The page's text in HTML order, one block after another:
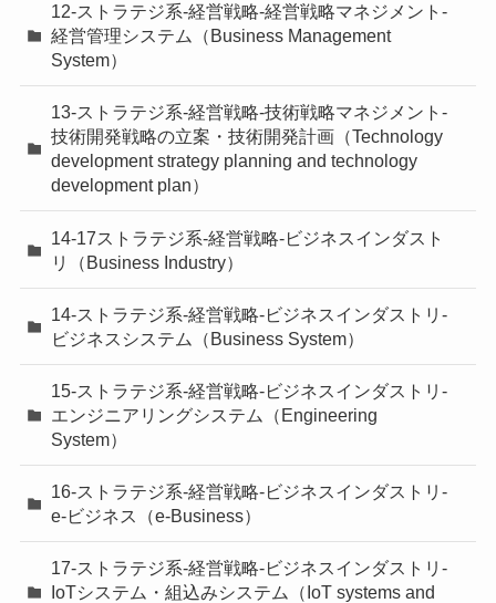
12-ストラテジ系-経営戦略-経営戦略マネジメント-
経営管理システム（Business Management
System）
13-ストラテジ系-経営戦略-技術戦略マネジメント-
技術開発戦略の立案・技術開発計画（Technology
development strategy planning and technology
development plan）
14-17ストラテジ系-経営戦略-ビジネスインダスト
リ（Business Industry）
14-ストラテジ系-経営戦略-ビジネスインダストリ-
ビジネスシステム（Business System）
15-ストラテジ系-経営戦略-ビジネスインダストリ-
エンジニアリングシステム（Engineering
System）
16-ストラテジ系-経営戦略-ビジネスインダストリ-
e-ビジネス（e-Business）
17-ストラテジ系-経営戦略-ビジネスインダストリ-
IoTシステム・組込みシステム（IoT systems and